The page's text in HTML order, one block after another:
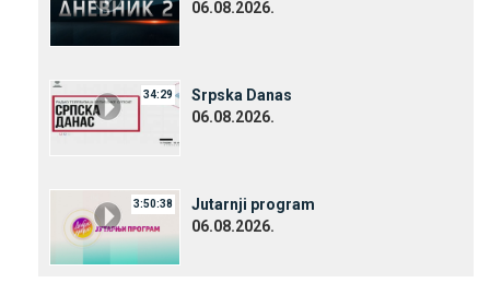
06.08.2026.
34:29
Srpska Danas
06.08.2026.
3:50:38
Јutarnji program
06.08.2026.